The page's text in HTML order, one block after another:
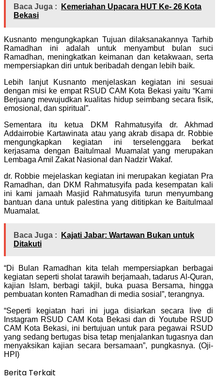
Baca Juga :
Kemeriahan Upacara HUT Ke- 26 Kota
Bekasi
Kusnanto mengungkapkan Tujuan dilaksanakannya Tarhib
Ramadhan ini adalah untuk menyambut bulan suci
Ramadhan, meningkatkan keimanan dan ketakwaan, serta
mempersiapkan diri untuk beribadah dengan lebih baik.
Lebih lanjut Kusnanto menjelaskan kegiatan ini sesuai
dengan misi ke empat RSUD CAM Kota Bekasi yaitu “Kami
Berjuang mewujudkan kualitas hidup seimbang secara fisik,
emosional, dan spiritual”.
Sementara itu ketua DKM Rahmatusyifa dr. Akhmad
Addairrobie Kartawinata atau yang akrab disapa dr. Robbie
mengungkapkan kegiatan ini terselenggara berkat
kerjasama dengan Baitulmaal Muamalat yang merupakan
Lembaga Amil Zakat Nasional dan Nadzir Wakaf.
dr. Robbie mejelaskan kegiatan ini merupakan kegiatan Pra
Ramadhan, dan DKM Rahmatusyifa pada kesempatan kali
ini kami jamaah Masjid Rahmatusyifa turun menyumbang
bantuan dana untuk palestina yang dititipkan ke Baitulmaal
Muamalat.
Baca Juga :
Kajati Jabar: Wartawan Bukan untuk
Ditakuti
“Di Bulan Ramadhan kita telah mempersiapkan berbagai
kegiatan seperti sholat tarawih berjamaah, tadarus Al-Quran,
kajian Islam, berbagi takjil, buka puasa Bersama, hingga
pembuatan konten Ramadhan di media sosial”, terangnya.
“Seperti kegiatan hari ini juga disiarkan secara live di
Instagram RSUD CAM Kota Bekasi dan di Youtube RSUD
CAM Kota Bekasi, ini bertujuan untuk para pegawai RSUD
yang sedang bertugas bisa tetap menjalankan tugasnya dan
menyaksikan kajian secara bersamaan”, pungkasnya. (Oji-
HPI)
Berita Terkait